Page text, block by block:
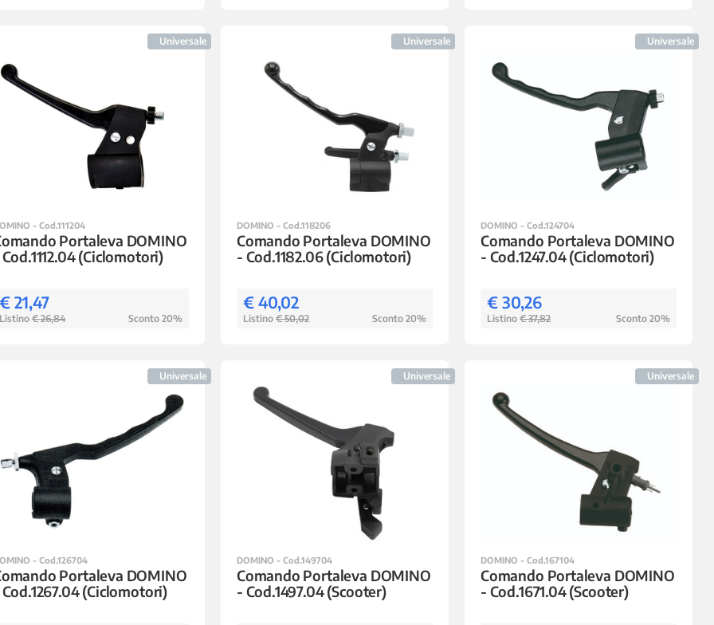
Universale
- Cod.111204
Portaleva DOMINO
(Ciclomotori)
21,47
€ 26,84 Sconto 20%
Universale
DOMINO - Cod.118206
Comando Portaleva DOMINO
- Cod.1182.06 (Ciclomotori)
€ 40,02
Listino € 50,02 Sconto 20%
Universale
DOMINO - Cod.124704
Comando Portaleva DOMINO
- Cod.1247.04 (Ciclomotori)
€ 30,26
Listino € 37,82 Sconto 20%
Universale
- Cod.126704
Portaleva DOMINO
(Ciclomotori)
Universale
DOMINO - Cod.149704
Comando Portaleva DOMINO
- Cod.1497.04 (Scooter)
Universale
DOMINO - Cod.167104
Comando Portaleva DOMINO
- Cod.1671.04 (Scooter)